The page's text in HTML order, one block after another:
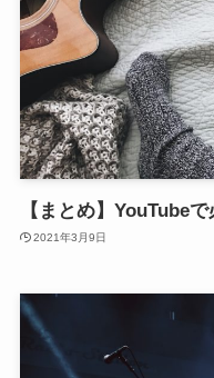
【まとめ】YouTube
2021年3月9日